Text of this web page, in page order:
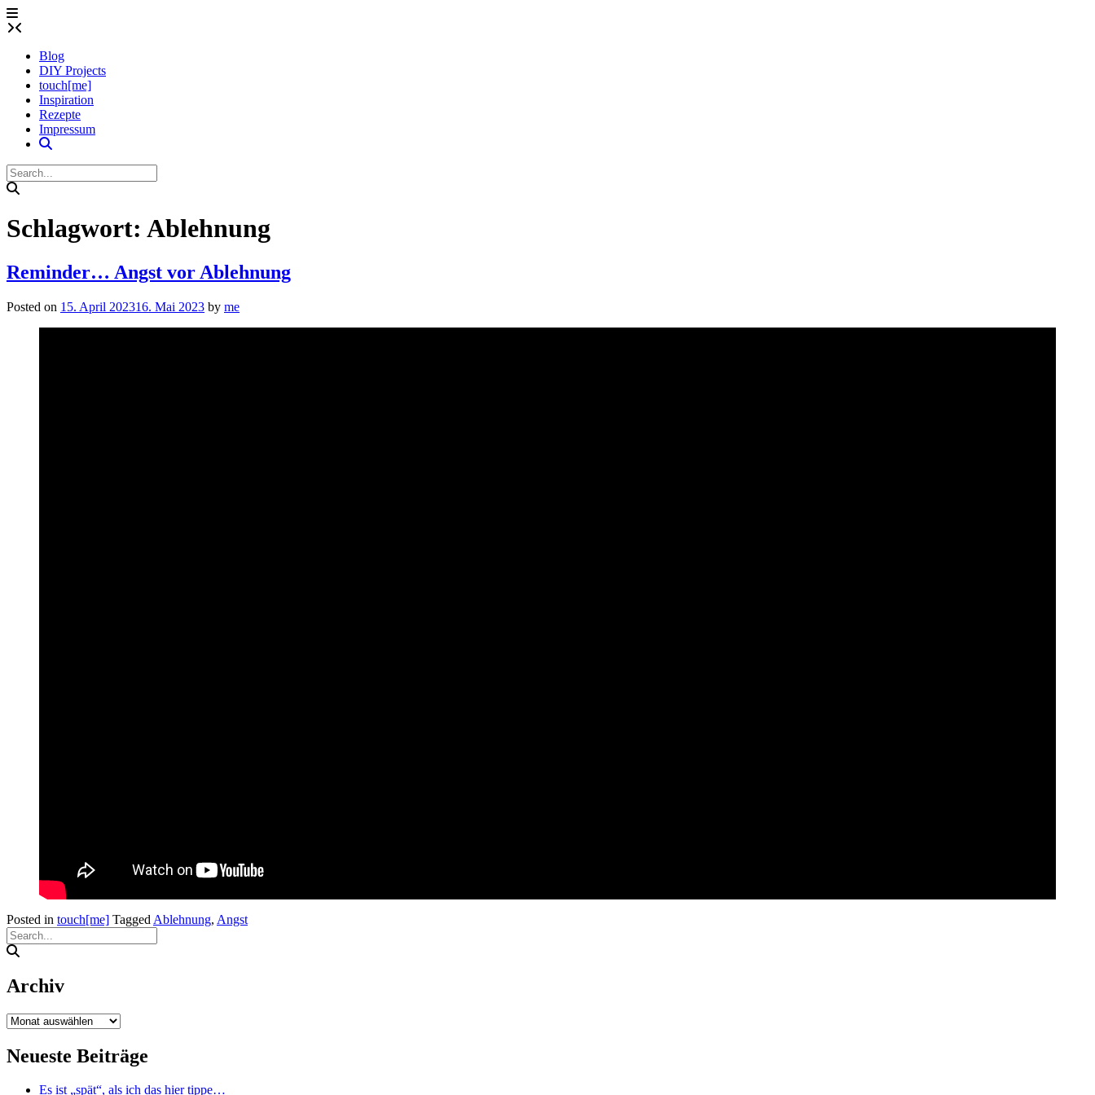
Skip
to
Blog
DIY Projects
touch[me]
Inspiration
Rezepte
Impressum
Schlagwort: Ablehnung
Reminder… Angst vor Ablehnung
Posted on 15. April 202316. Mai 2023 by me
Posted in touch[me] Tagged Ablehnung, Angst
Archiv
Archiv
Neueste Beiträge
Es ist „spät“, als ich das hier tippe…